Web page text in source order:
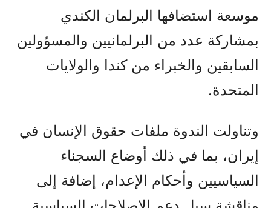
موسعة استضافها البرلمان الكندي
بمشاركة عدد من البرلمانيين والمسؤولين
السابقين والخبراء من كندا والولايات
المتحدة.
وتناولت الندوة ملفات حقوق الإنسان في
إيران، بما في ذلك أوضاع السجناء
السياسيين وأحكام الإعدام، إضافة إلى